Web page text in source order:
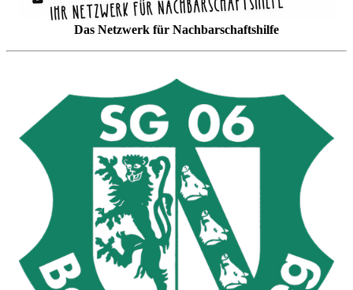
Das Netzwerk für Nachbarschaftshilfe